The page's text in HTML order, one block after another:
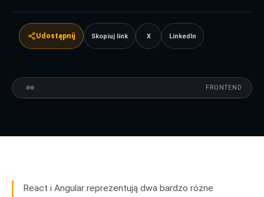
Udostępnij Skopiuj link X LinkedIn
FRONTEND
VS
React i Angular reprezentują dwa bardzo różne